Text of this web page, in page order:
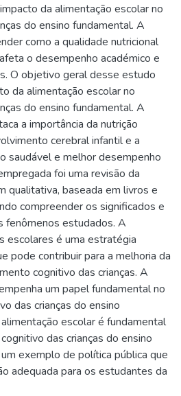
da alimentação escolar no
do ensino fundamental. A
como a qualidade nutricional
o desempenho académico e
O objetivo geral desse estudo
da alimentação escolar no
do ensino fundamental. A
a importância da nutrição
cerebral infantil e a
saudável e melhor desempenho
foi uma revisão da
qualitativa, baseada em livros e
compreender os significados e
estudados. A
escolares é uma estratégia
pode contribuir para a melhoria da
cognitivo das crianças. A
um papel fundamental no
das crianças do ensino
escolar é fundamental
das crianças do ensino
exemplo de política pública que
adequada para os estudantes da